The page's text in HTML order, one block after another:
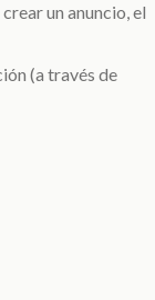
un anuncio, el
(a través de